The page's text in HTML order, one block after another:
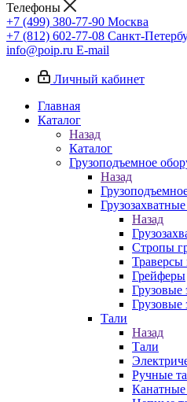
Телефоны
+7 (499) 380-77-90 Москва
+7 (812) 602-77-08 Санкт-
info@poip.ru E-mail
Личный кабинет
Главная
Каталог
Назад
Каталог
Грузоподъемное
Назад
Назад
Стропы
Траверсы
Грейферы
Грузовые
Грузовые
Тали
Назад
Тали
Ручные
Канатные